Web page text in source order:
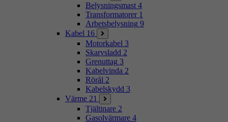
Belysningsmast 4
Transformatorer 1
Arbetsbelysning 9
Kabel 16
Motorkabel 3
Skarvsladd 2
Grenuttag 3
Kabelvinda 2
Rörål 2
Kabelskydd 3
Värme 21
Tjältinare 2
Gasolvärmare 4